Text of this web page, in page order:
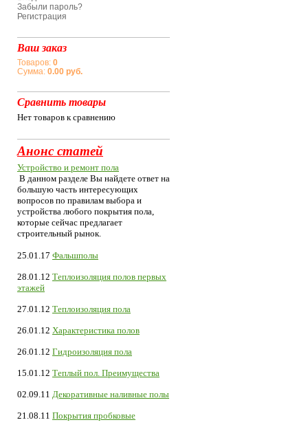
Забыли пароль?
Регистрация
Ваш заказ
Товаров: 0
Сумма: 0.00 руб.
Сравнить товары
Нет товаров к сравнению
Анонс статей
Устройство и ремонт пола
В данном разделе Вы найдете ответ на
большую часть интересующих
вопросов по правилам выбора и
устройства любого покрытия пола,
которые сейчас предлагает
строительный рынок.
25.01.17 Фальшполы
28.01.12 Теплоизоляция полов первых
этажей
27.01.12 Теплоизоляция пола
26.01.12 Характеристика полов
26.01.12 Гидроизоляция пола
15.01.12 Теплый пол. Преимущества
02.09.11 Декоративные наливные полы
21.08.11 Покрытия пробковые